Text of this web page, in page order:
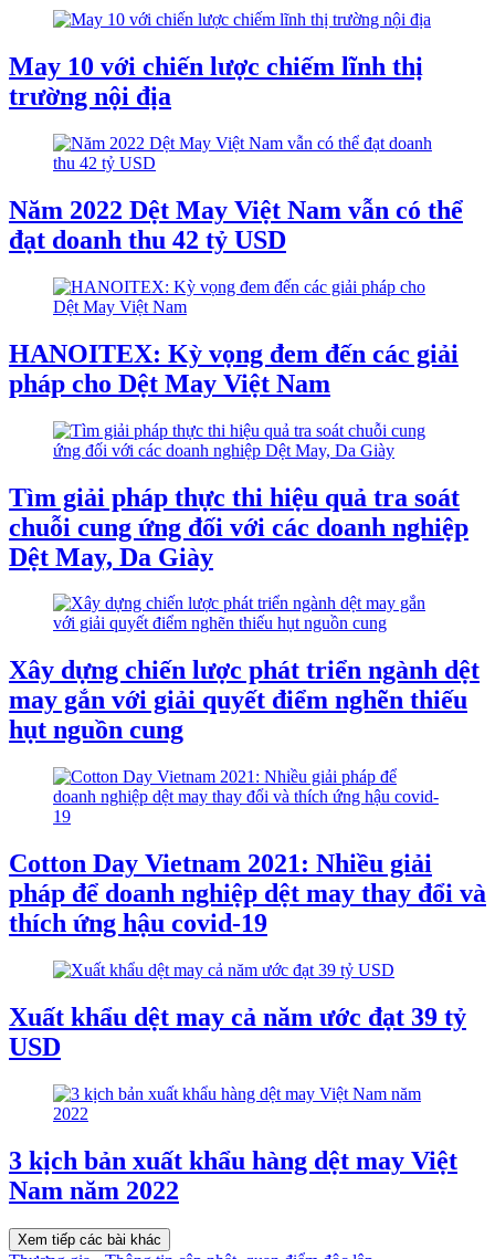
May 10 với chiến lược chiếm lĩnh thị
trường nội địa
Năm 2022 Dệt May Việt Nam vẫn có thể
đạt doanh thu 42 tỷ USD
HANOITEX: Kỳ vọng đem đến các giải
pháp cho Dệt May Việt Nam
Tìm giải pháp thực thi hiệu quả tra soát
chuỗi cung ứng đối với các doanh nghiệp
Dệt May, Da Giày
Xây dựng chiến lược phát triển ngành dệt
may gắn với giải quyết điểm nghẽn thiếu
hụt nguồn cung
Cotton Day Vietnam 2021: Nhiều giải
pháp để doanh nghiệp dệt may thay đổi và
thích ứng hậu covid-19
Xuất khẩu dệt may cả năm ước đạt 39 tỷ
USD
3 kịch bản xuất khẩu hàng dệt may Việt
Nam năm 2022
Xem tiếp các bài khác